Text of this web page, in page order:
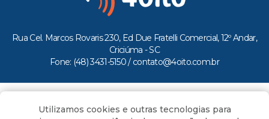
Rua Cel. Marcos Rovaris 230, Ed Due Fratelli Comercial, 12º Andar,
Criciúma - SC
Fone: (48) 3431-5150 / contato@4oito.com.br
Todos os direitos reservados ao Portal 4oito
Utilizamos cookies e outras tecnologias para